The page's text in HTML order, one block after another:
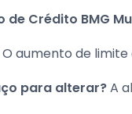
Crédito BMG
O aumento de
para alterar?A